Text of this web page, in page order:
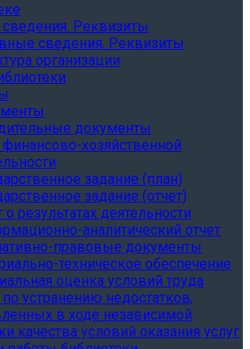
Реквизиты
сведения. Реквизиты
организации
документы
хозяйственной
задание (план)
задание (отчет)
о результатах деятельности
аналитический отчет
правовые документы
техническое обеспечение
оценка условий труда
устранению недостатков,
в ходе независимой
качества условий оказания услуг